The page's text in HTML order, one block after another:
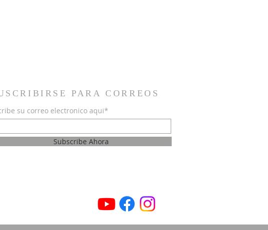
PARA CORREOS
su correo electronico aqui*
Subscribe Ahora